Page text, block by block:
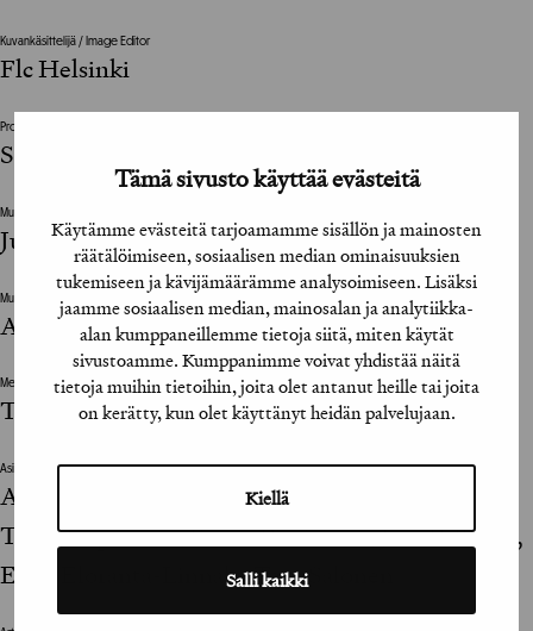
Tämä sivusto käyttää evästeitä
Käytämme evästeitä tarjoamamme sisällön ja mainosten
räätälöimiseen, sosiaalisen median ominaisuuksien
tukemiseen ja kävijämäärämme analysoimiseen. Lisäksi
jaamme sosiaalisen median, mainosalan ja analytiikka-
alan kumppaneillemme tietoja siitä, miten käytät
sivustoamme. Kumppanimme voivat yhdistää näitä
tietoja muihin tietoihin, joita olet antanut heille tai joita
on kerätty, kun olet käyttänyt heidän palvelujaan.
Kiellä
Salli kaikki
Kuvankäsittelijä / Image Editor
Flc Helsinki
Projektijohtaja / Project Manager
Sofia Peurala (Brink Helsinki)
Muu suunnitteluun vaikuttanut henkilö / The design was also influenced by
Jutta Janhonen, stylisti
Muu suunnitteluun vaikuttanut henkilö / The design was also influenced by
Antti Nieminen, kamera-assistentti
Mediatoimisto / Media Agency
Tiina Tynys (Dagmar)
Asiakkaan vastuuhenkilö / Client’s Representative
Aki Seppälä, Johanna Kozul, Tuomo Torkkola,
Tapio Imporanta, Sanna Pietiäinen, Jere Pellinen,
Elina Eloranta-Linnala, Tero Salonen